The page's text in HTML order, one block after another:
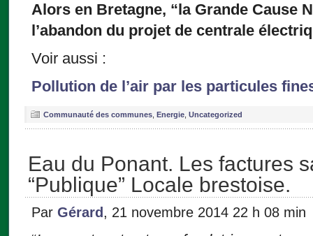
Alors en Bretagne, “la Grande Cause
l’abandon du projet de centrale
Voir aussi :
Pollution de l’air par les particules
Communauté des communes Energie Uncategorized
Eau du Ponant. Les factures
“Publique” Locale brestoise.
Par Gérard , 21 novembre 2014 22 h 08 min